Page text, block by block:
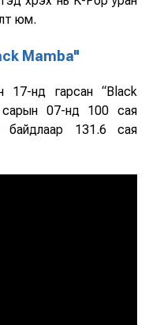
юм.
Mamba"
17-нд гарсан “Black
сарын 07-нд 100 сая
байдлаар 131.6 сая